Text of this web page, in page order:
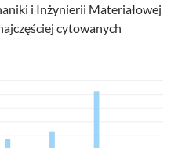
i Inżynierii Materiałowej
cytowanych